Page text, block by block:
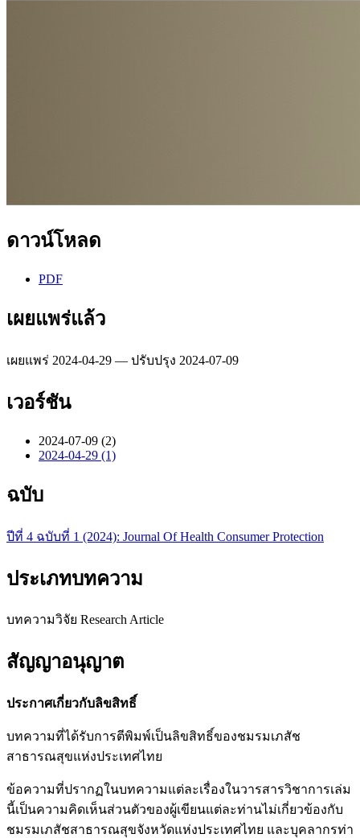
ดาวน์โหลด
PDF
เผยแพร่แล้ว
เผยแพร่ 2024-04-29 — ปรับปรุง 2024-07-09
เวอร์ชัน
2024-07-09 (2)
2024-04-29 (1)
ฉบับ
ปีที่ 4 ฉบับที่ 1 (2024): Journal Of Health Consumer Protection
ประเภทบทความ
บทความวิจัย Research Article
สัญญาอนุญาต
ประกาศเกี่ยวกับลิขสิทธิ์
บทความที่ได้รับการตีพิมพ์เป็นลิขสิทธิ์ของชมรมเภสัช
สาธารณสุขแห่งประเทศไทย
ข้อความที่ปรากฏในบทความแต่ละเรื่องในวารสารวิชาการเล่ม
นี้เป็นความคิดเห็นส่วนตัวของผู้เขียนแต่ละท่านไม่เกี่ยวข้องกับ
ชมรมเภสัชสาธารณสุขจังหวัดแห่งประเทศไทย และบุคลากรท่า